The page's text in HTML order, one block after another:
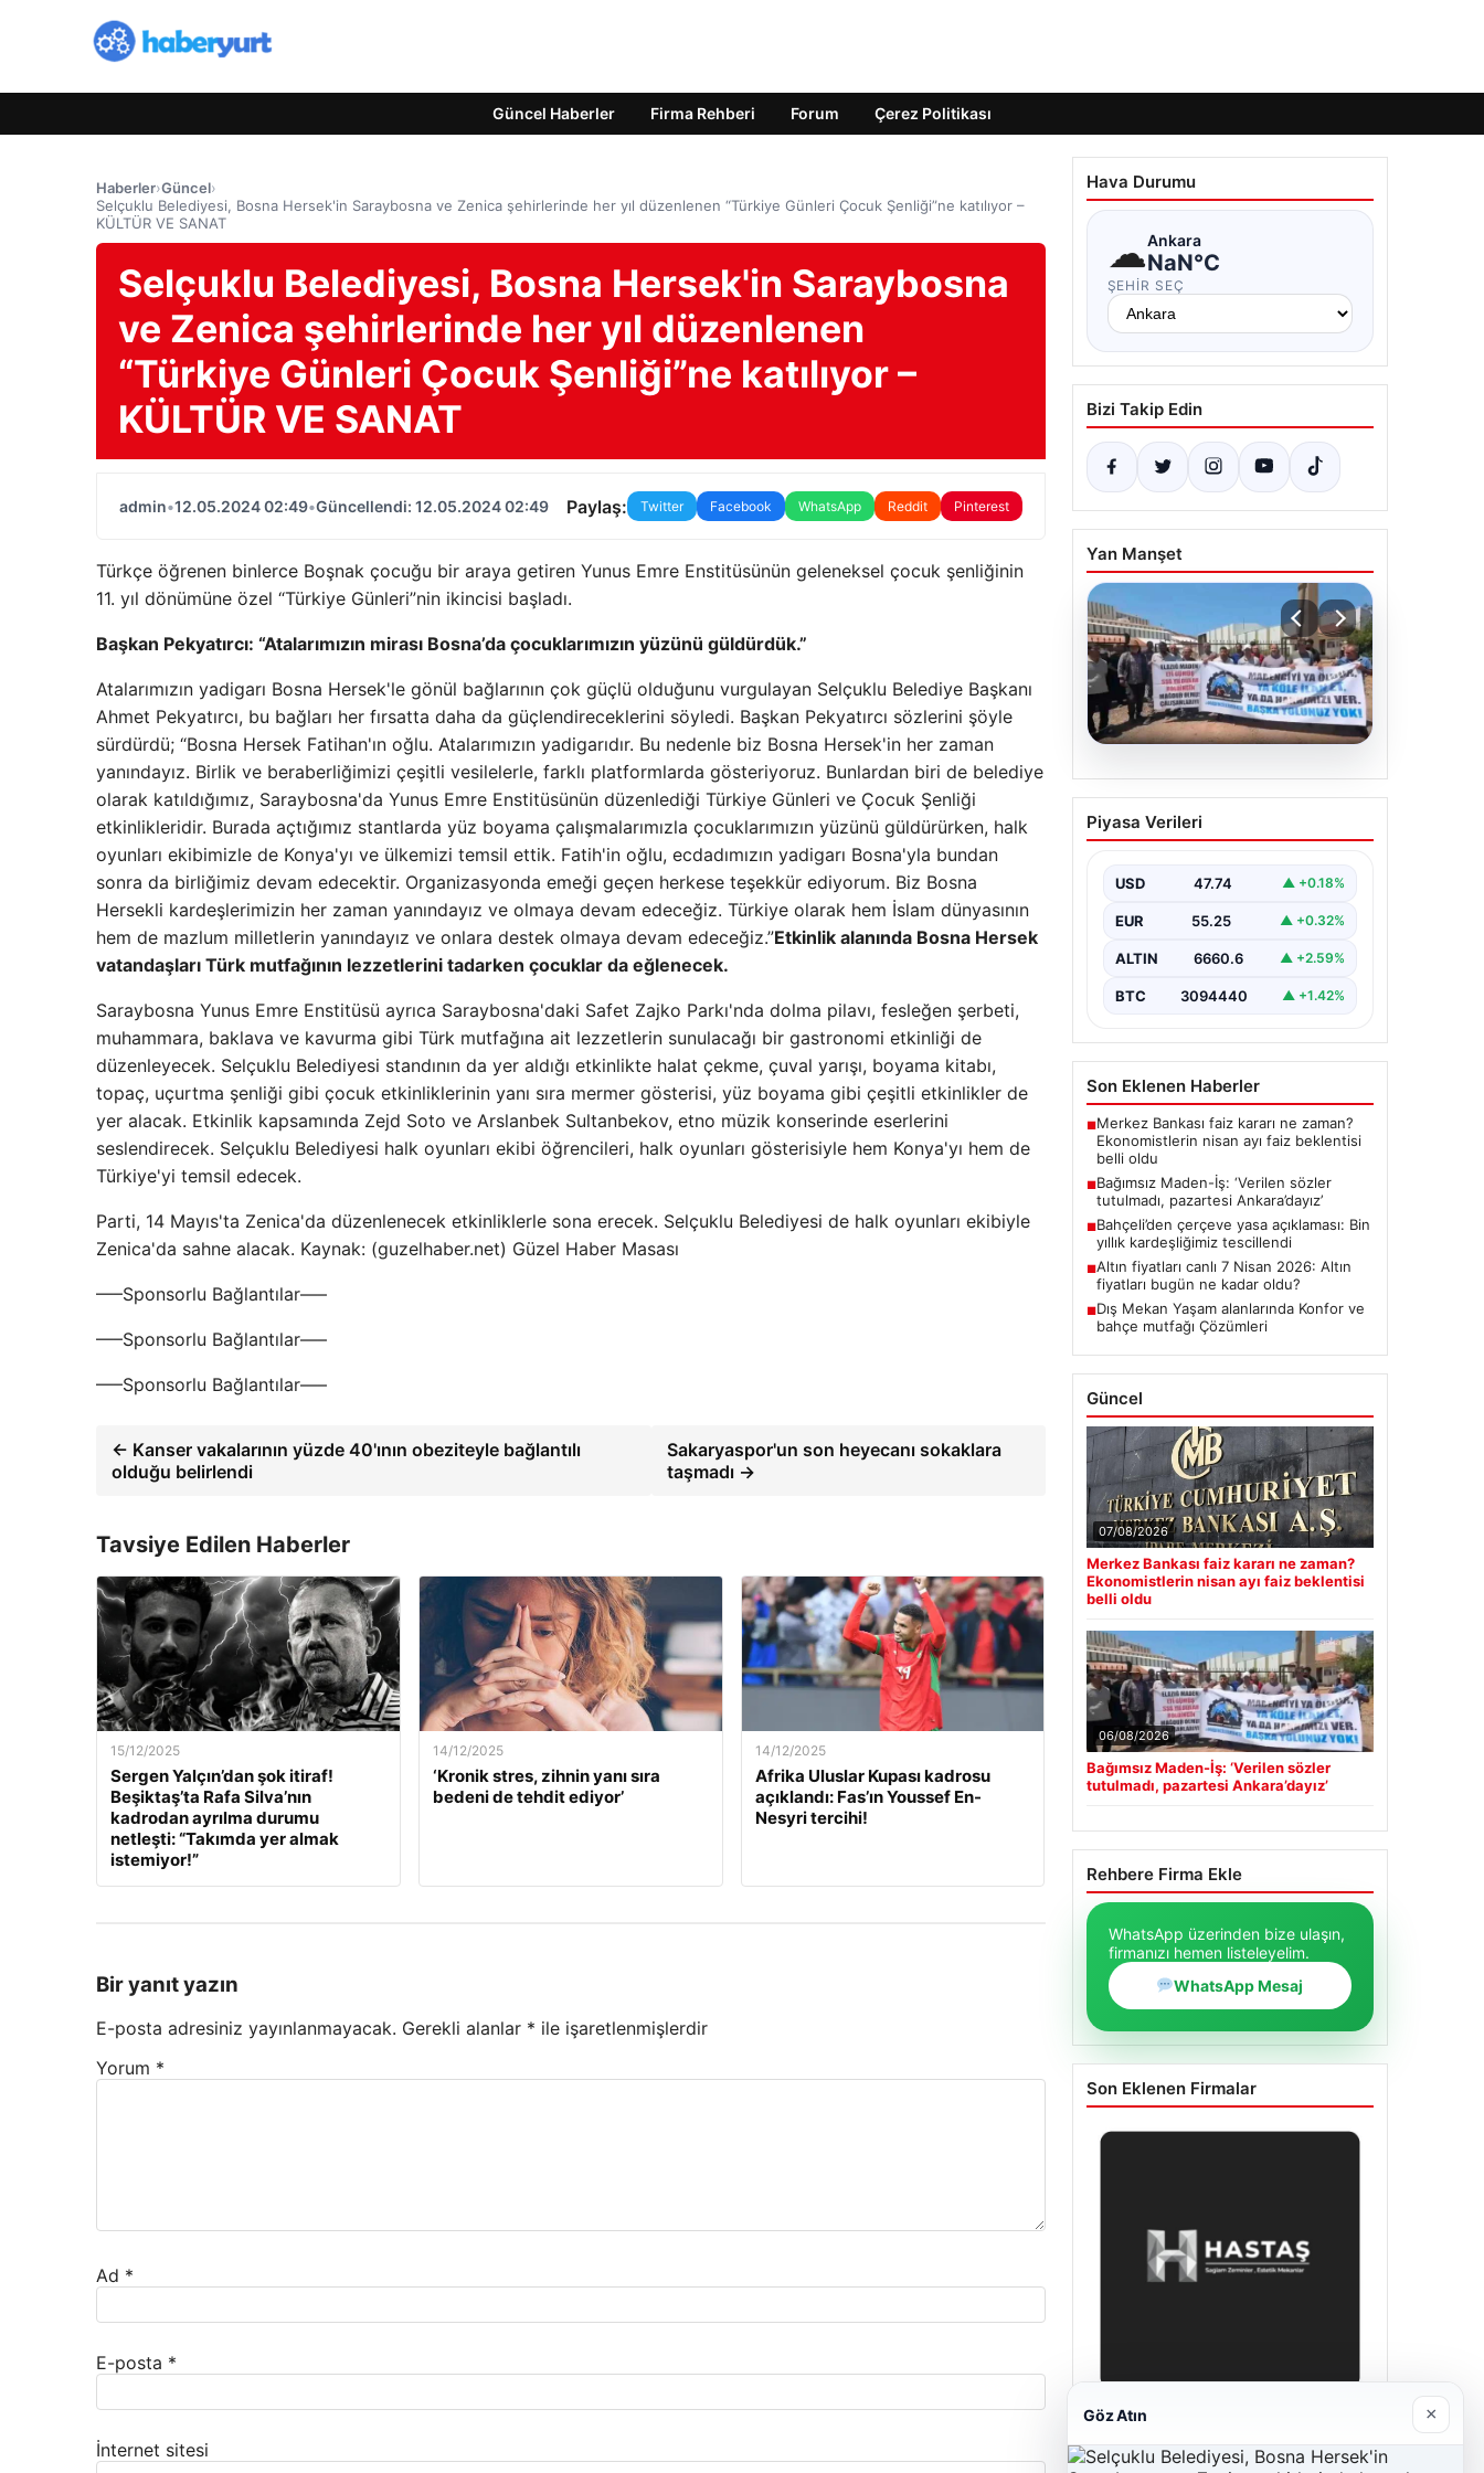
Güncel Haberler Firma Rehberi Forum Çerez Politikası
Haberler›Güncel›
Selçuklu Belediyesi, Bosna Hersek'in Saraybosna ve Zenica şehirlerinde her yıl düzenlenen “Türkiye Günleri Çocuk Şenliği”ne katılıyor –
KÜLTÜR VE SANAT
Selçuklu Belediyesi, Bosna Hersek'in Saraybosna
ve Zenica şehirlerinde her yıl düzenlenen
“Türkiye Günleri Çocuk Şenliği”ne katılıyor –
KÜLTÜR VE SANAT
admin•12.05.2024 02:49•Güncellendi: 12.05.2024 02:49 Paylaş: Twitter Facebook WhatsApp Reddit Pinterest
Türkçe öğrenen binlerce Boşnak çocuğu bir araya getiren Yunus Emre Enstitüsünün geleneksel çocuk şenliğinin
11. yıl dönümüne özel “Türkiye Günleri”nin ikincisi başladı.
Başkan Pekyatırcı: “Atalarımızın mirası Bosna’da çocuklarımızın yüzünü güldürdük.”
Atalarımızın yadigarı Bosna Hersek'le gönül bağlarının çok güçlü olduğunu vurgulayan Selçuklu Belediye Başkanı
Ahmet Pekyatırcı, bu bağları her fırsatta daha da güçlendireceklerini söyledi. Başkan Pekyatırcı sözlerini şöyle
sürdürdü; “Bosna Hersek Fatihan'ın oğlu. Atalarımızın yadigarıdır. Bu nedenle biz Bosna Hersek'in her zaman
yanındayız. Birlik ve beraberliğimizi çeşitli vesilelerle, farklı platformlarda gösteriyoruz. Bunlardan biri de belediye
olarak katıldığımız, Saraybosna'da Yunus Emre Enstitüsünün düzenlediği Türkiye Günleri ve Çocuk Şenliği
etkinlikleridir. Burada açtığımız stantlarda yüz boyama çalışmalarımızla çocuklarımızın yüzünü güldürürken, halk
oyunları ekibimizle de Konya'yı ve ülkemizi temsil ettik. Fatih'in oğlu, ecdadımızın yadigarı Bosna'yla bundan
sonra da birliğimiz devam edecektir. Organizasyonda emeği geçen herkese teşekkür ediyorum. Biz Bosna
Hersekli kardeşlerimizin her zaman yanındayız ve olmaya devam edeceğiz. Türkiye olarak hem İslam dünyasının
hem de mazlum milletlerin yanındayız ve onlara destek olmaya devam edeceğiz.”Etkinlik alanında Bosna Hersek
vatandaşları Türk mutfağının lezzetlerini tadarken çocuklar da eğlenecek.
Saraybosna Yunus Emre Enstitüsü ayrıca Saraybosna'daki Safet Zajko Parkı'nda dolma pilavı, fesleğen şerbeti,
muhammara, baklava ve kavurma gibi Türk mutfağına ait lezzetlerin sunulacağı bir gastronomi etkinliği de
düzenleyecek. Selçuklu Belediyesi standının da yer aldığı etkinlikte halat çekme, çuval yarışı, boyama kitabı,
topaç, uçurtma şenliği gibi çocuk etkinliklerinin yanı sıra mermer gösterisi, yüz boyama gibi çeşitli etkinlikler de
yer alacak. Etkinlik kapsamında Zejd Soto ve Arslanbek Sultanbekov, etno müzik konserinde eserlerini
seslendirecek. Selçuklu Belediyesi halk oyunları ekibi öğrencileri, halk oyunları gösterisiyle hem Konya'yı hem de
Türkiye'yi temsil edecek.
Parti, 14 Mayıs'ta Zenica'da düzenlenecek etkinliklerle sona erecek. Selçuklu Belediyesi de halk oyunları ekibiyle
Zenica'da sahne alacak. Kaynak: (guzelhaber.net) Güzel Haber Masası
—–Sponsorlu Bağlantılar—–
—–Sponsorlu Bağlantılar—–
—–Sponsorlu Bağlantılar—–
← Kanser vakalarının yüzde 40'ının obeziteyle bağlantılı
olduğu belirlendi
Sakaryaspor'un son heyecanı sokaklara
taşmadı →
Tavsiye Edilen Haberler
15/12/2025
Sergen Yalçın’dan şok itiraf!
Beşiktaş’ta Rafa Silva’nın
kadrodan ayrılma durumu
netleşti: “Takımda yer almak
istemiyor!”
14/12/2025
‘Kronik stres, zihnin yanı sıra
bedeni de tehdit ediyor’
14/12/2025
Afrika Uluslar Kupası kadrosu
açıklandı: Fas’ın Youssef En-
Nesyri tercihi!
Bir yanıt yazın
E-posta adresiniz yayınlanmayacak. Gerekli alanlar * ile işaretlenmişlerdir
Yorum *
Ad *
E-posta *
İnternet sitesi
Hava Durumu
☁Ankara
NaN°C
ŞEHIR SEÇ
Bizi Takip Edin
Yan Manşet
Bağımsız Maden-İş:
‘Verilen sözler
Ankara’dayız’
Piyasa Verileri
USD 47.74 ▲ +0.18%
EUR 55.25 ▲ +0.32%
ALTIN 6660.6 ▲ +2.59%
BTC 3094440 ▲ +1.42%
Son Eklenen Haberler
■Merkez Bankası faiz kararı ne zaman?
Ekonomistlerin nisan ayı faiz beklentisi
belli oldu
■Bağımsız Maden-İş: ‘Verilen sözler
tutulmadı, pazartesi Ankara’dayız’
■Bahçeli’den çerçeve yasa açıklaması: Bin
yıllık kardeşliğimiz tescillendi
■Altın fiyatları canlı 7 Nisan 2026: Altın
fiyatları bugün ne kadar oldu?
■Dış Mekan Yaşam alanlarında Konfor ve
bahçe mutfağı Çözümleri
Güncel
07/08/2026
Merkez Bankası faiz kararı ne zaman?
Ekonomistlerin nisan ayı faiz beklentisi
belli oldu
06/08/2026
Bağımsız Maden-İş: ‘Verilen sözler
tutulmadı, pazartesi Ankara’dayız’
Rehbere Firma Ekle
WhatsApp üzerinden bize ulaşın,
firmanızı hemen listeleyelim.
WhatsApp Mesaj
Son Eklenen Firmalar
Enes Kaplan Avukatlık Bürosu
28/04/2026
Göz Atın ×